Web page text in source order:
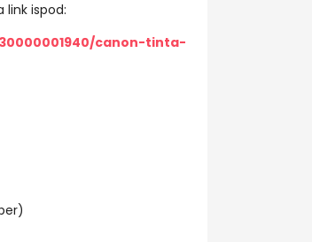
link ispod:
canon-tinta-